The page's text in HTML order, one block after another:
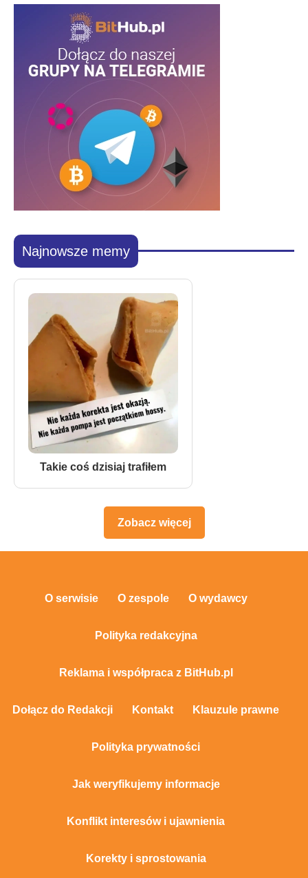
Najnowsze memy
Takie coś dzisiaj trafiłem
Zobacz więcej
O serwisie O zespole O wydawcy
Polityka redakcyjna
Reklama i współpraca z BitHub.pl
Dołącz do Redakcji Kontakt Klauzule prawne
Polityka prywatności
Jak weryfikujemy informacje
Konflikt interesów i ujawnienia
Korekty i sprostowania